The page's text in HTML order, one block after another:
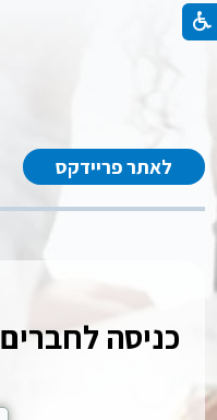
לאתר פריידקס
כניסה לחברים